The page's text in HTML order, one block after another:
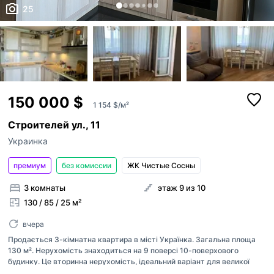
25
150 000 $ 1 154 $/м²
Строителей ул., 11
Украинка
премиум без комиссии ЖК Чистые Сосны
3 комнаты
130 / 85 / 25 м²
этаж 9 из 10
вчера
Продається 3-кімнатна квартира в місті Українка. Загальна площа
130 м². Нерухомість знаходиться на 9 поверсі 10-поверхового
будинку. Це вторинна нерухомість, ідеальний варіант для великої